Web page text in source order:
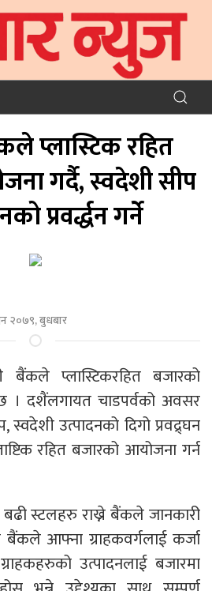
प्लास्टिक रहित
गर्दै, स्वदेशी सीप
प्रवर्द्धन गर्ने
२०७९, बुधबार
बैंकले प्लास्टिकरहित बजारको
। दशैंलगायत चाडपर्वको अवसर
उत्पादनको दिगो प्रवद्र्घन
रहित बजारको आयोजना गर्न
स्टलहरु राख्ने बैंकले जानकारी
आफ्ना ग्राहकवर्गलाई कर्जा
उत्पादनलाई बजारमा